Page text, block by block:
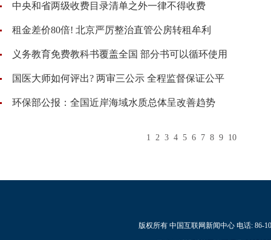
中央和省两级收费目录清单之外一律不得收费
租金差价80倍! 北京严厉整治直管公房转租牟利
义务教育免费教科书覆盖全国 部分书可以循环使用
国医大师如何评出? 两审三公示 全程监督保证公平
环保部公报：全国近岸海域水质总体呈改善趋势
1 2 3 4 5 6 7 8 9 10